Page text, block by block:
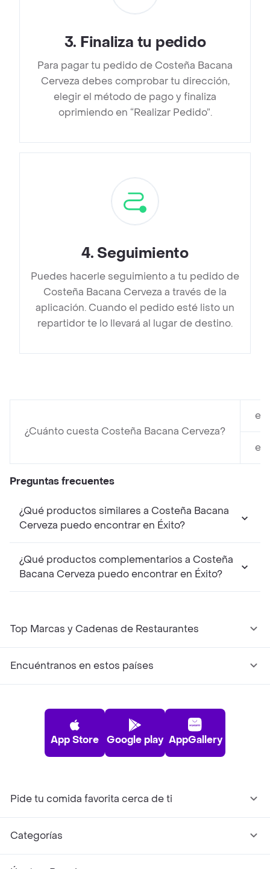
3. Finaliza tu pedido
Para pagar tu pedido de Costeña Bacana
Cerveza debes comprobar tu dirección,
elegir el método de pago y finaliza
oprimiendo en “Realizar Pedido”.
4. Seguimiento
Puedes hacerle seguimiento a tu pedido de
Costeña Bacana Cerveza a través de la
aplicación. Cuando el pedido esté listo un
repartidor te lo llevará al lugar de destino.
¿Cuánto cuesta Costeña Bacana Cerveza?
en
en
Preguntas frecuentes
¿Qué productos similares a Costeña Bacana
Cerveza puedo encontrar en Éxito?
¿Qué productos complementarios a Costeña
Bacana Cerveza puedo encontrar en Éxito?
Top Marcas y Cadenas de Restaurantes
Encuéntranos en estos países
App Store Google play AppGallery
Pide tu comida favorita cerca de ti
Categorías